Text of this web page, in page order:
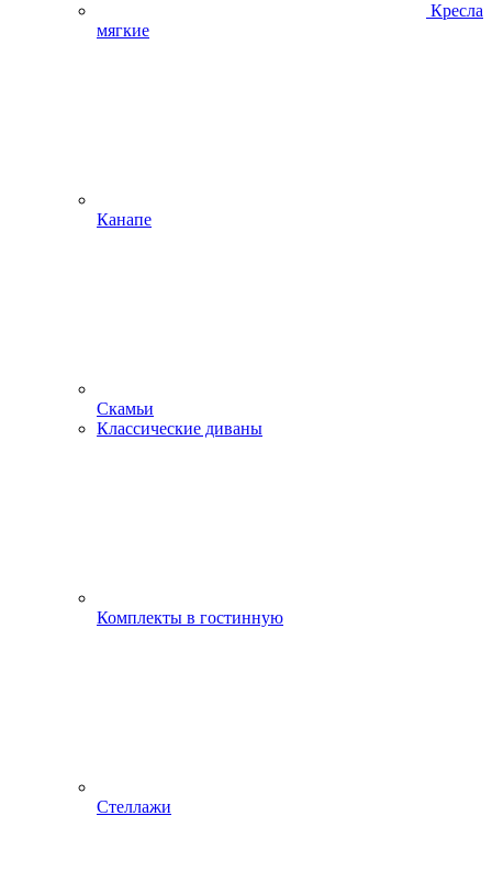
Кресла
мягкие
Канапе
Скамьи
Классические диваны
Комплекты в гостинную
Стеллажи